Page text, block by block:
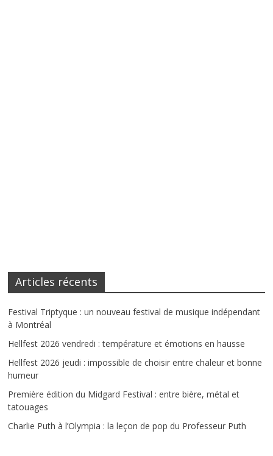
Articles récents
Festival Triptyque : un nouveau festival de musique indépendant
à Montréal
Hellfest 2026 vendredi : température et émotions en hausse
Hellfest 2026 jeudi : impossible de choisir entre chaleur et bonne
humeur
Première édition du Midgard Festival : entre bière, métal et
tatouages
Charlie Puth à l’Olympia : la leçon de pop du Professeur Puth